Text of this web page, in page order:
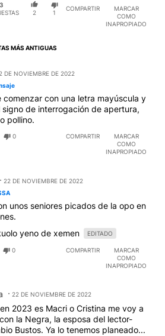
3
2 1
COMPARTIR
MARCAR
COMO
INAPROPIADO
MÁS ANTIGUAS
DE NOVIEMBRE DE 2022
comenzar con una letra mayúscula y
de interrogación de apertura,
pollino.
0 COMPARTIR
MARCAR
COMO
INAPROPIADO
22 DE NOVIEMBRE DE 2022
unos seniores picados de la opo en
yeno de xemen
EDITADO
0 COMPARTIR
MARCAR
COMO
INAPROPIADO
Sucunza.
22 DE NOVIEMBRE DE 2022
2023 es Macri o Cristina me voy a
la Negra, la esposa del lector-
Bustos. Ya lo tenemos planeado...